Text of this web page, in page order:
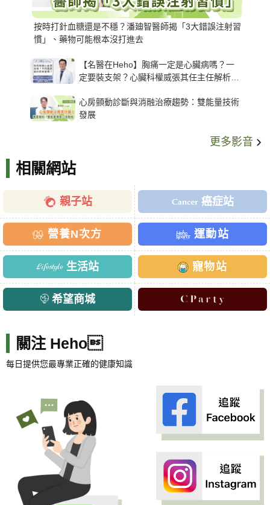
按時打針血糖還是不穩？潘廸智醫師揭「3大錯誤注射習
慣」、藥物可能根本沒打進去
【名醫在Heho】胸痛一定是心臟病嗎？一
定要裝支架？心臟科權威張其任主任解析支
心房顫動診斷與消融治療趨勢：雙能量技術
發展
更多影音
相關網站
親子站 癌症站
營養N次方 運動站
生活站 寵物站
希望商城
關注 Heho
每日提供您最專業正確的健康知識